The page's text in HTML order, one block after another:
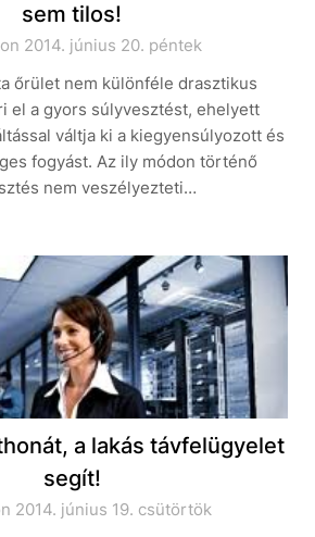
sem tilos!
2014. június 20. péntek
őrület nem különféle drasztikus
el a gyors súlyvesztést, ehelyett
váltja ki a kiegyensúlyozott és
fogyást. Az ily módon történő
nem veszélyezteti…
a lakás távfelügyelet
segít!
2014. június 19. csütörtök